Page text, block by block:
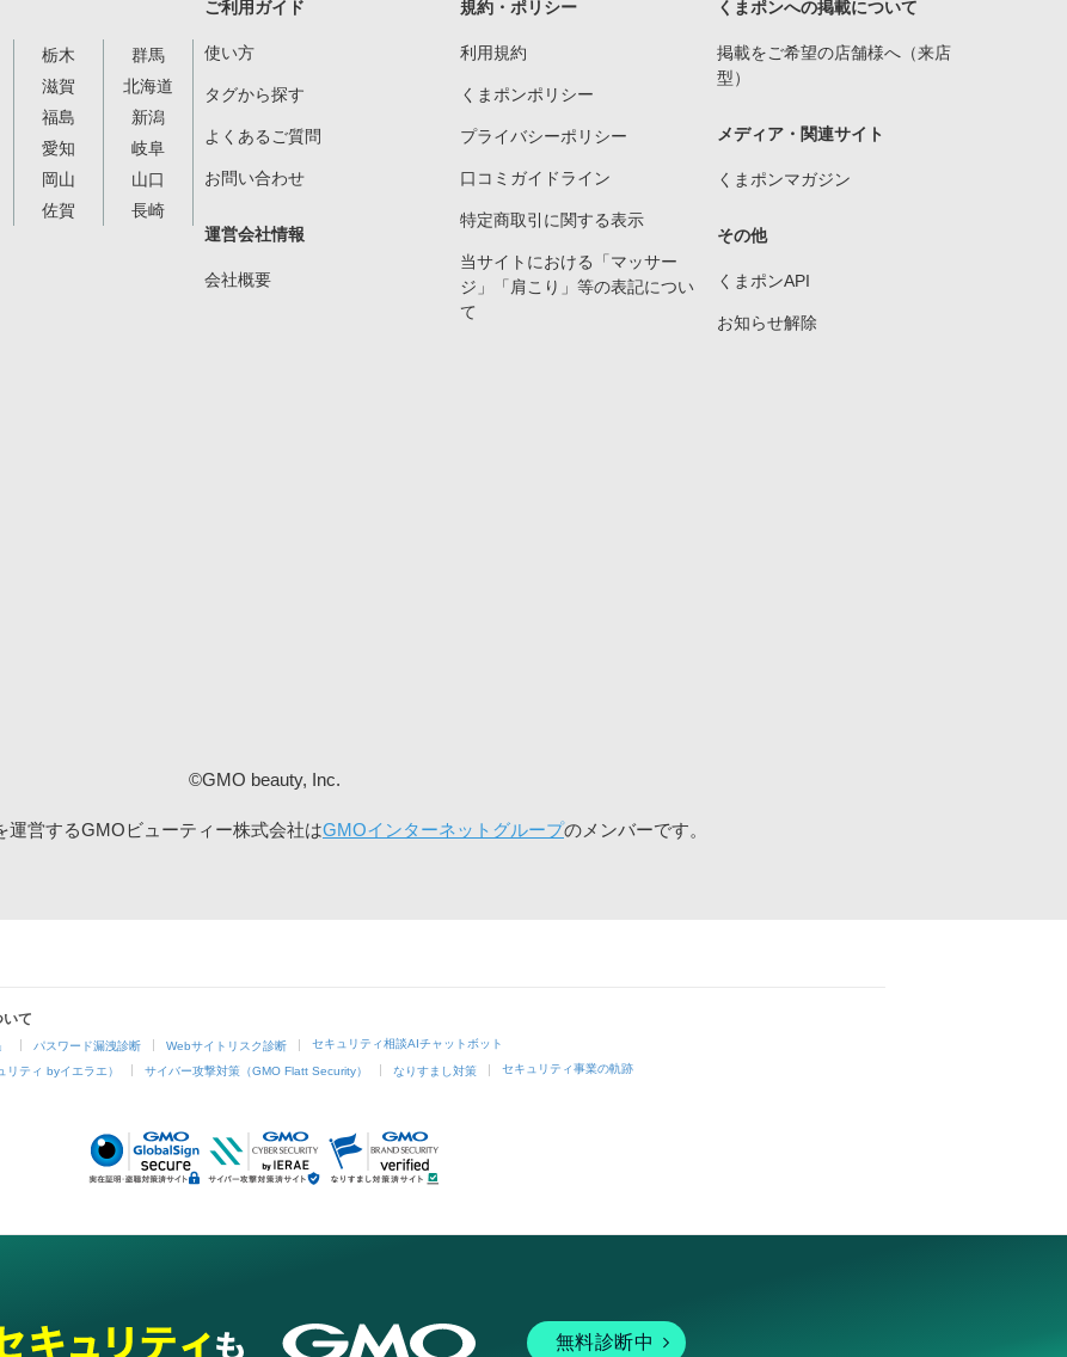
栃木
群馬
滋賀
北海道
福島
新潟
愛知
岐阜
岡山
山口
佐賀
長崎
ご利用ガイド
使い方
タグから探す
よくあるご質問
お問い合わせ
運営会社情報
会社概要
規約・ポリシー
利用規約
くまポンポリシー
プライバシーポリシー
口コミガイドライン
特定商取引に関する表示
当サイトにおける「マッサー
ジ」「肩こり」等の表記につい
て
くまポンへの掲載について
掲載をご希望の店舗様へ（来店
型）
メディア・関連サイト
くまポンマガジン
その他
くまポンAPI
お知らせ解除
©GMO beauty, Inc.
運営するGMOビューティー株式会社はGMOインターネットグループのメンバーです。
て
パスワード漏洩診断 Webサイトリスク診断 セキュリティ相談AIチャットボット
ティ byイエラエ） サイバー攻撃対策（GMO Flatt Security） なりすまし対策 セキュリティ事業の軌跡
無料診断中